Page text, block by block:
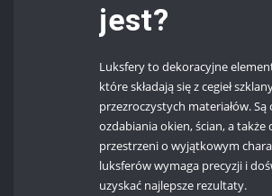
jest?
Luksfery to dekoracyjne
które składają się z cegieł
przezroczystych materiałów.
ozdabiania okien, ścian, a także
przestrzeni o wyjątkowym
luksferów wymaga precyzji i
uzyskać najlepsze rezultaty.